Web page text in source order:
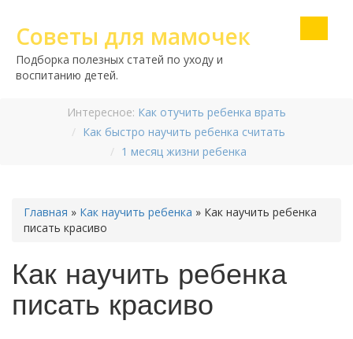
Советы для мамочек
Подборка полезных статей по уходу и
воспитанию детей.
Интересное: Как отучить ребенка врать
Как быстро научить ребенка считать
1 месяц жизни ребенка
Главная » Как научить ребенка » Как научить ребенка
писать красиво
Как научить ребенка
писать красиво